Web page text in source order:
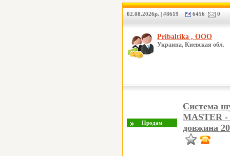
02.08.2026р. | #8619 6456 0
Pribaltika , ООО
Украина, Киевская обл.
Система
MASTER -
довжина